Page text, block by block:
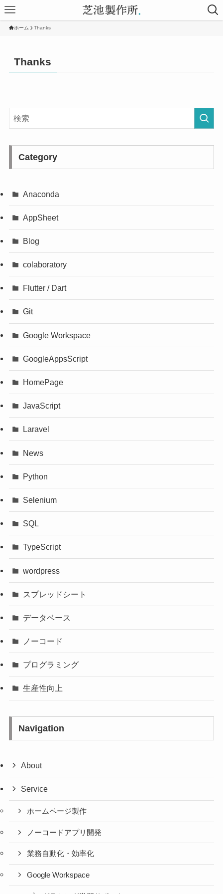
ホーム Thanks
Thanks
Category
Anaconda
AppSheet
Blog
colaboratory
Flutter / Dart
Git
Google Workspace
GoogleAppsScript
HomePage
JavaScript
Laravel
News
Python
Selenium
SQL
TypeScript
wordpress
スプレッドシート
データベース
ノーコード
プログラミング
生産性向上
Navigation
About
Service
ホームページ製作
ノーコードアプリ開発
業務自動化・効率化
Google Workspace